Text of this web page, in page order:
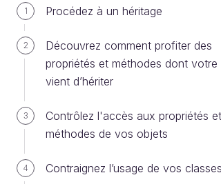
1 Procédez à un héritage
2
Découvrez comment profiter des
propriétés et méthodes dont votre
vient d’hériter
3
Contrôlez l'accès aux propriétés
méthodes de vos objets
4 Contraignez l’usage de vos classes